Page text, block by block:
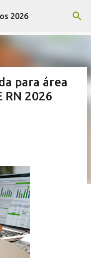
principal
2026
para área
RN 2026